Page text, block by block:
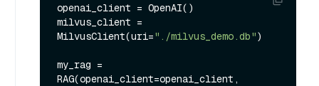
openai_client = OpenAI()
milvus_client =
MilvusClient(uri="./milvus_demo.db")
my_rag =
RAG(openai_client=openai_client,